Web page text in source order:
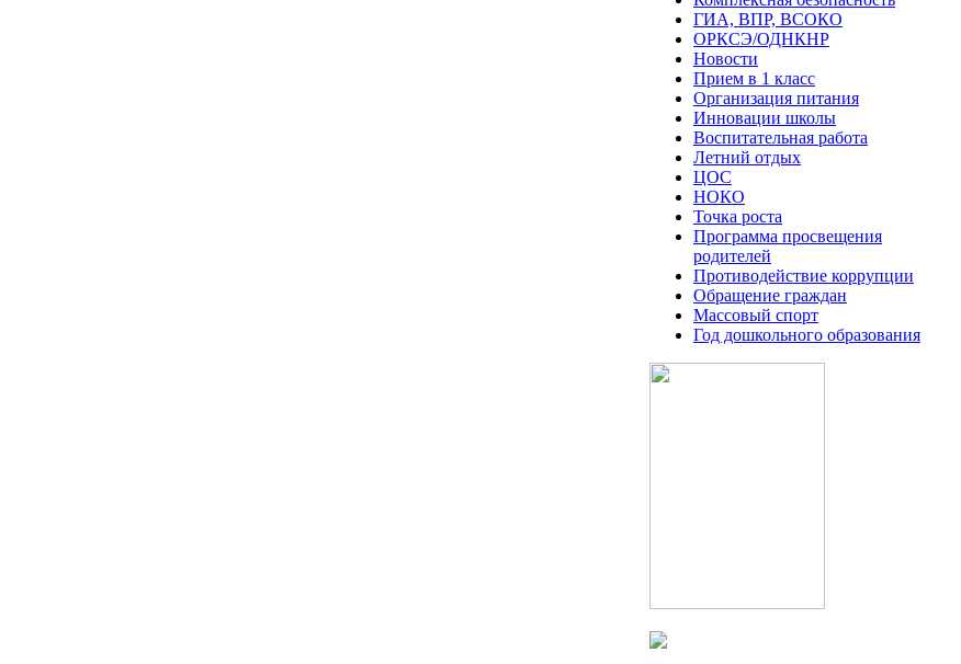
ГИА, ВПР, ВСОКО
ОРКСЭ/ОДНКНР
Новости
Прием в 1 класс
Организация питания
Инновации школы
Воспитательная работа
Летний отдых
ЦОС
НОКО
Точка роста
Программа просвещения
родителей
Противодействие коррупции
Обращение граждан
Массовый спорт
Год дошкольного образования